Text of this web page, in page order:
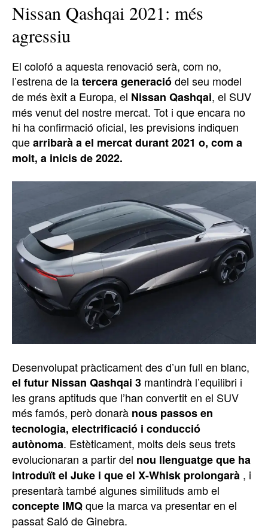
Nissan Qashqai 2021: més
agressiu
El colofó ​​a aquesta renovació serà, com no,
l’estrena de latercera generaciódel seu model
de més èxit a Europa, el Nissan Qashqai, el SUV
més venut del nostre mercat. Tot i que encara no
hi ha confirmació oficial, les previsions indiquen
quearribarà a el mercat durant 2021 o, com a
molt, a inicis de 2022.
Desenvolupat pràcticament des d’un full en blanc,
el futur Nissan Qashqai 3 mantindrà l’equilibri i
les grans aptituds que l’han convertit en el SUV
més famós, però donarà nous passos en
tecnologia, electrificació i conducció
autònoma. Estèticament, molts dels seus trets
evolucionaran a partir del nou llenguatge que ha
introduït el Juke i que el X-Whisk prolongarà , i
presentarà també algunes similituds amb el
concepte IMQque la marca va presentar en el
passat Saló de Ginebra.